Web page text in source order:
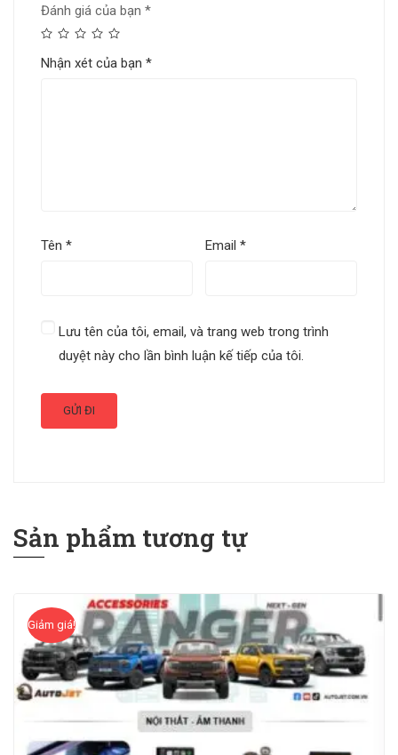
Đánh giá của bạn *
Nhận xét của bạn *
Tên * Email*
Lưu tên của tôi, email, và trang web trong trình
duyệt này cho lần bình luận kế tiếp của tôi.
Sản phẩm tương tự
Giảm giá!